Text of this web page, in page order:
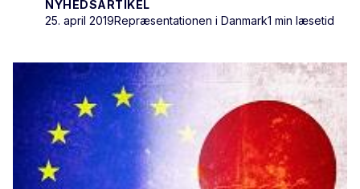
NYHEDSARTIKEL
25. april 2019Repræsentationen i Danmark1 min læsetid